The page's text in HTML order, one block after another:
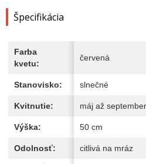
Špecifikácia
Farba
kvetu:
červená
Stanovisko: slnečné
Kvitnutie: máj až september
Výška: 50 cm
Odolnosť: citlivá na mráz